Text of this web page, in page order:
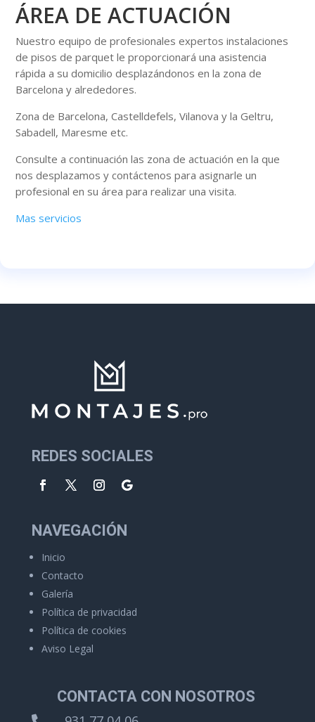
ÁREA DE ACTUACIÓN
Nuestro equipo de profesionales expertos instalaciones
de pisos de parquet le proporcionará una asistencia
rápida a su domicilio desplazándonos en la zona de
Barcelona y alrededores.
Zona de Barcelona, Castelldefels, Vilanova y la Geltru,
Sabadell, Maresme etc.
Consulte a continuación las zona de actuación en la que
nos desplazamos y contáctenos para asignarle un
profesional en su área para realizar una visita.
Mas servicios
REDES SOCIALES
NAVEGACIÓN
Inicio
Contacto
Galería
Política de privacidad
Política de cookies
Aviso Legal
CONTACTA CON NOSOTROS